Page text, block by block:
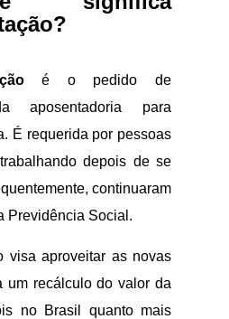
é o pedido de
aposentadoria para
É requerida por pessoas
depois de se
continuaram
Previdência Social.
visa aproveitar as novas
um recálculo do valor da
no Brasil quanto mais